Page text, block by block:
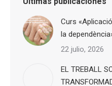
Curs
la
22 julio, 2026
EL TREBALL